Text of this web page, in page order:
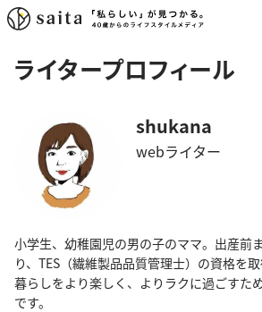
ライタープロフィール
shukana
webライター
小学生、幼稚園児の男の子のママ。出産前
り、TES（繊維製品品質管理士）の資格を取
暮らしをより楽しく、よりラクに過ごすた
です。